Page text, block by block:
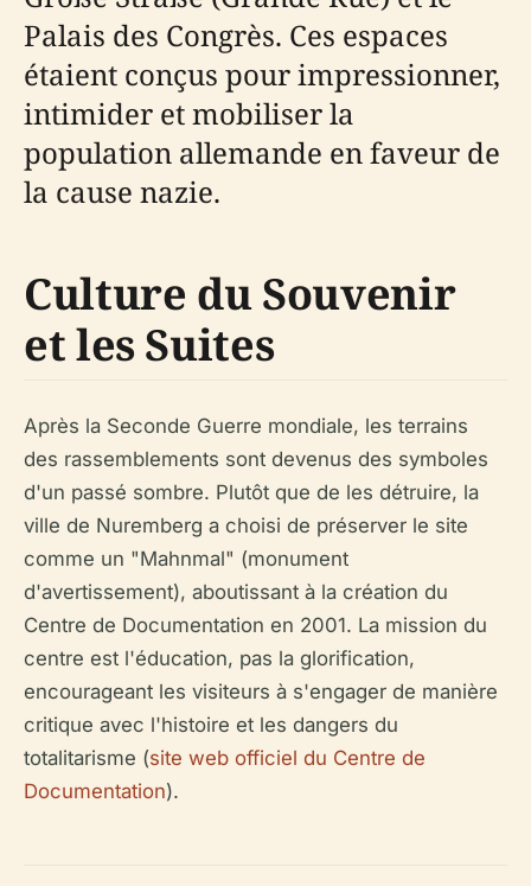
Palais des Congrès. Ces espaces
étaient conçus pour impressionner,
intimider et mobiliser la
population allemande en faveur de
la cause nazie.
Culture du Souvenir
et les Suites
Après la Seconde Guerre mondiale, les terrains
des rassemblements sont devenus des symboles
d'un passé sombre. Plutôt que de les détruire, la
ville de Nuremberg a choisi de préserver le site
comme un "Mahnmal" (monument
d'avertissement), aboutissant à la création du
Centre de Documentation en 2001. La mission du
centre est l'éducation, pas la glorification,
encourageant les visiteurs à s'engager de manière
critique avec l'histoire et les dangers du
totalitarisme (site web officiel du Centre de
Documentation).